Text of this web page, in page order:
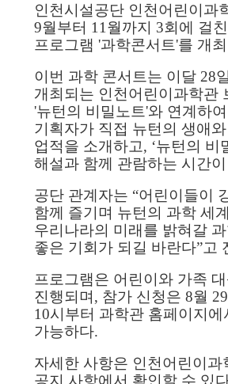
인천시설공단 인천어린이과
9월부터 11월까지 3회에 걸
프로그램 '과학콘서트'를 개
이번 과학 콘서트는 이달 28
개최되는 인천어린이과학관
'뉴턴의 비밀노트'와 연계하여
기획자가 직접 뉴턴의 생애
업적을 소개하고, ‘뉴턴의 비
해설과 함께 관람하는 시간
공단 관계자는 “어린이들이
함께 즐기며 뉴턴의 과학 세
우리나라의 미래를 밝혀갈
좋은 기회가 되길 바란다”고
프로그램은 어린이와 가족
진행되며, 참가 신청은 8월
10시부터 과학관 홈페이지에
가능하다.
자세한 사항은 인천어린이과
공지 사항에서 확인할 수 있